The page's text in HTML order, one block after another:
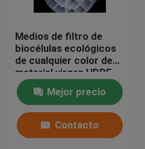
Medios de filtro de
biocélulas ecológicos
de cualquier color de
material virgen HDPE
Mejor precio
Contacto